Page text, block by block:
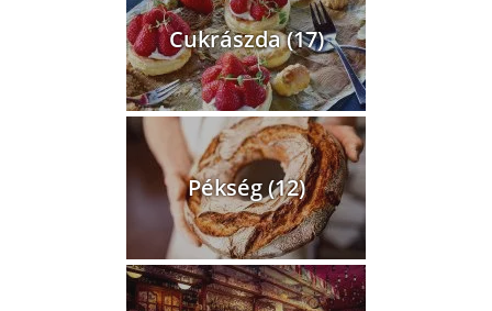
Cukrászda (17)
Pékség (12)